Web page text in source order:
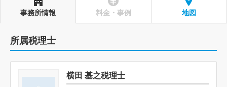
事務所情報 料金・事例 地図
所属税理士
横田 基之税理士